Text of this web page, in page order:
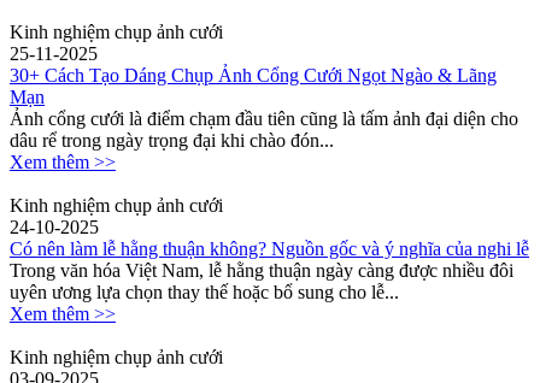
Kinh nghiệm chụp ảnh cưới
25-11-2025
30+ Cách Tạo Dáng Chụp Ảnh Cổng Cưới Ngọt Ngào & Lãng
Mạn
Ảnh cổng cưới là điểm chạm đầu tiên cũng là tấm ảnh đại diện cho
dâu rể trong ngày trọng đại khi chào đón...
Xem thêm >>
Kinh nghiệm chụp ảnh cưới
24-10-2025
Có nên làm lễ hằng thuận không? Nguồn gốc và ý nghĩa của nghi lễ
Trong văn hóa Việt Nam, lễ hằng thuận ngày càng được nhiều đôi
uyên ương lựa chọn thay thế hoặc bổ sung cho lễ...
Xem thêm >>
Kinh nghiệm chụp ảnh cưới
03-09-2025